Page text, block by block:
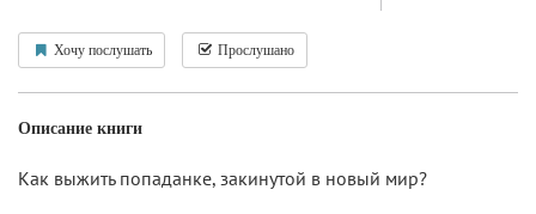
Хочу послушать Прослушано
Описание книги
Как выжить попаданке, закинутой в новый мир?